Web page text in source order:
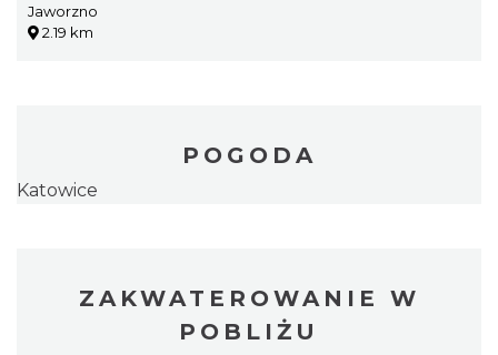
Jaworzno
2.19 km
POGODA
Katowice
ZAKWATEROWANIE W
POBLIŻU